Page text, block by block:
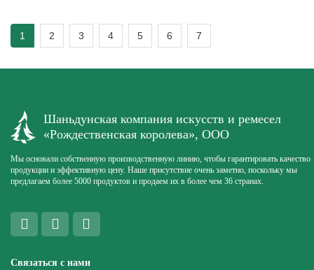
1 2 3 4 5 6 7
Шаньдунская компания искусств и ремесел
«Рождественская королева», ООО
Мы основали собственную производственную линию, чтобы гарантировать качество
продукции и эффективную цену. Наше присутствие очень заметно, поскольку мы
предлагаем более 5000 продуктов и продаем их в более чем 36 странах.
Связаться с нами